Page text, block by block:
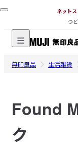
ネット
つ
無
印
ネ
ッ
無印良品 生活雑貨
Found
ク